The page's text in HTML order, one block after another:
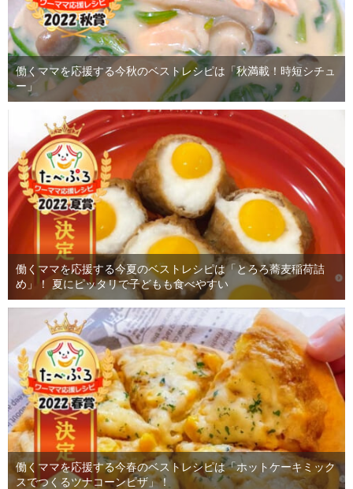
働くママを応援する今秋のベストレシピは「秋満載！時短シチュ
ー」
働くママを応援する今夏のベストレシピは「とろろ蕎麦稲荷詰
め」！ 夏にピッタリで子どもも食べやすい
働くママを応援する今春のベストレシピは「ホットケーキミック
スでつくるツナコーンピザ」！